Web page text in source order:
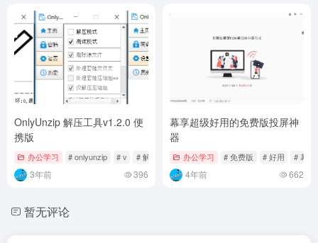
OnlyUnzip 解压工具v1.2.0 便
携版
办公学习 # onlyunzip # v # 解压
3年前 396
幕享超级好用的免费版投屏神
器
办公学习 # 免费版 # 好用 # 幕享
4年前 662
暂无评论